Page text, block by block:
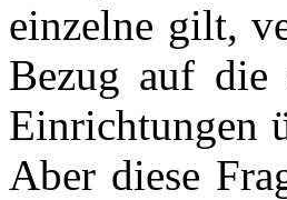
einzelne gilt,
Bezug auf die
Einrichtungen
Aber diese